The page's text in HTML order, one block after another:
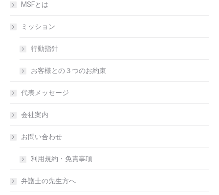
MSFとは
ミッション
行動指針
お客様との３つのお約束
代表メッセージ
会社案内
お問い合わせ
利用規約・免責事項
弁護士の先生方へ